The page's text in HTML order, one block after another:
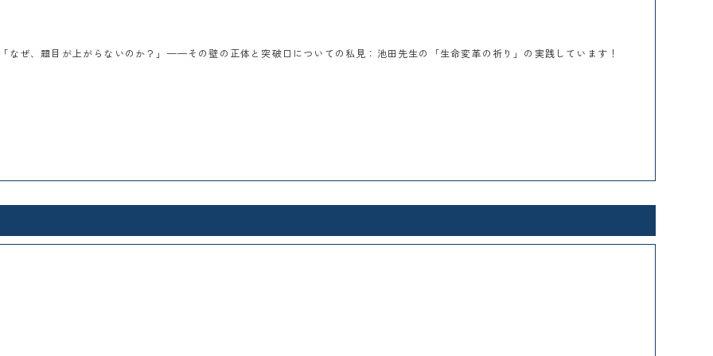
なぜ、題目が上がらないのか？」——その壁の正体と突破口についての私見：池田先生の「生命変革の祈り」の実践しています！